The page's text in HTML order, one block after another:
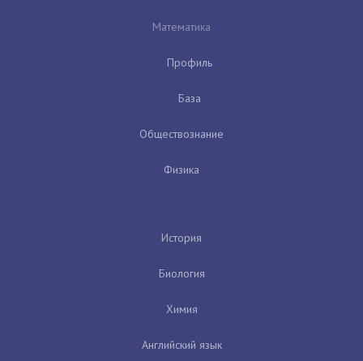
Математика
Профиль
База
Обществознание
Физика
История
Биология
Химия
Английский язык